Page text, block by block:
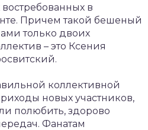
в
Причем такой бешеный
только двоих
– это Ксения
коллективной
новых участников,
полюбить, здорово
Фанатам